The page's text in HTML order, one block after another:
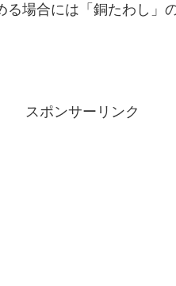
場合には「銅たわし」
スポンサーリンク